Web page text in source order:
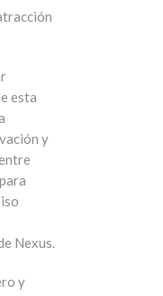
esta
y
Nexus.
y